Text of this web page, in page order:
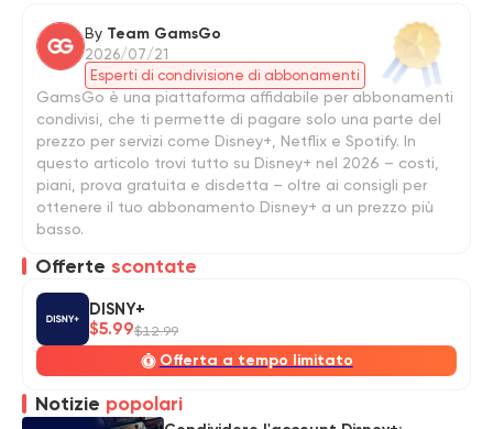
By Team GamsGo
2026/07/21
Esperti di condivisione di abbonamenti
GamsGo è una piattaforma affidabile per abbonamenti
condivisi, che ti permette di pagare solo una parte del
prezzo per servizi come Disney+, Netflix e Spotify. In
questo articolo trovi tutto su Disney+ nel 2026 – costi,
piani, prova gratuita e disdetta – oltre ai consigli per
ottenere il tuo abbonamento Disney+ a un prezzo più
basso.
Offerte scontate
DISNY+
$5.99$12.99
Offerta a tempo limitato
Notizie popolari